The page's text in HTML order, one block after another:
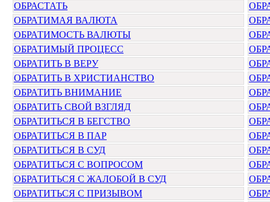
ОБРАСТАТЬ
ОБРАТИМАЯ ВАЛЮТА
ОБРАТИМОСТЬ ВАЛЮТЫ
ОБРАТИМЫЙ ПРОЦЕСС
ОБРАТИТЬ В ВЕРУ
ОБРАТИТЬ В ХРИСТИАНСТВО
ОБРАТИТЬ ВНИМАНИЕ
ОБРАТИТЬ СВОЙ ВЗГЛЯД
ОБРАТИТЬСЯ В БЕГСТВО
ОБРАТИТЬСЯ В ПАР
ОБРАТИТЬСЯ В СУД
ОБРАТИТЬСЯ С ВОПРОСОМ
ОБРАТИТЬСЯ С ЖАЛОБОЙ В СУД
ОБРАТИТЬСЯ С ПРИЗЫВОМ